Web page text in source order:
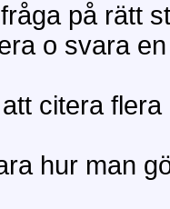
på rätt
o svara
citera
hur man